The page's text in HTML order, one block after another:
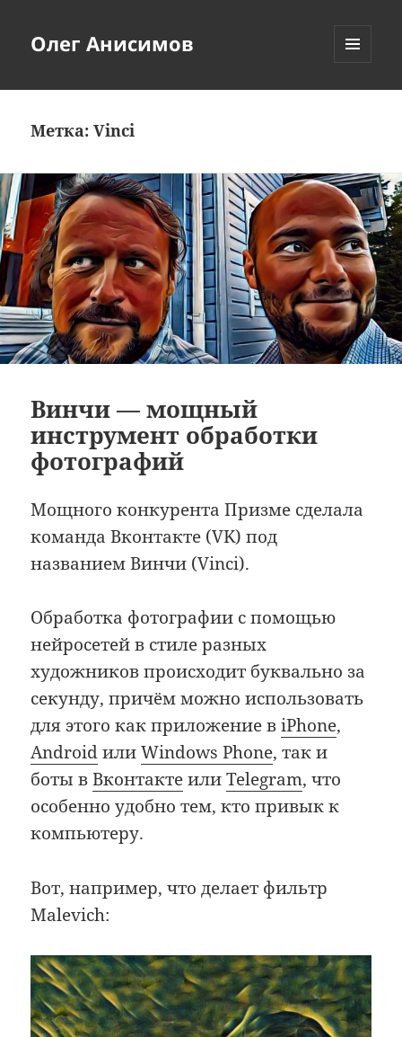
Олег Анисимов
Метка:Vinci
Винчи — мощный
инструмент обработки
фотографий
Мощного конкурента Призме сделала
команда Вконтакте (VK) под
названием Винчи (Vinci).
Обработка фотографии с помощью
нейросетей в стиле разных
художников происходит буквально за
секунду, причём можно использовать
для этого как приложение вiPhone,
AndroidилиWindows Phone, так и
боты вВконтактеилиTelegram, что
особенно удобно тем, кто привык к
компьютеру.
Вот, например, что делает фильтр
Malevich: